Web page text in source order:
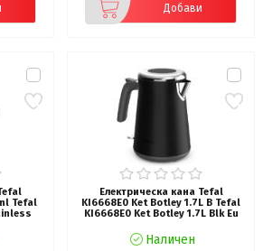
Добави
Tefal
Електрическа кана Tefal
KI6668E0 Ket Botley 1.7L B Tefal
KI6668E0 Ket Botley 1.7L Blk Eu
Наличен